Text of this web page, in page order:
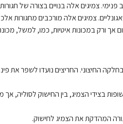
פנימי. צמיגים אלה בנויים בצורה של
צמיגים אלה מורכבים מחגורות
אך ורק במכונות איטיות, כמו, למשל,
החיצוני. החריצים נועדו לשפר את
בצידי הצמיג, בין החישוק
המהדקת את הצמיג לחישוק.